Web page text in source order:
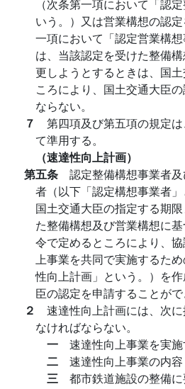
（次条第一項において「認
いう。）又は営業構想の認
一項において「認定営業構想
は、当該認定を受けた整備
更しようとするときは、国
ころにより、国土交通大臣
ならない。
７ 第四項及び第五項の規定
て準用する。
（速達性向上計画）
第五条 認定整備構想事業者
者（以下「認定構想事業者」
国土交通大臣の指定する期
た整備構想及び営業構想に
令で定めるところにより、
上事業を共同で実施するた
性向上計画」という。）を
臣の認定を申請することがで
２ 速達性向上計画には、次
なければならない。
一 速達性向上事業を実
二 速達性向上事業の内容
三 都市鉄道施設の整備